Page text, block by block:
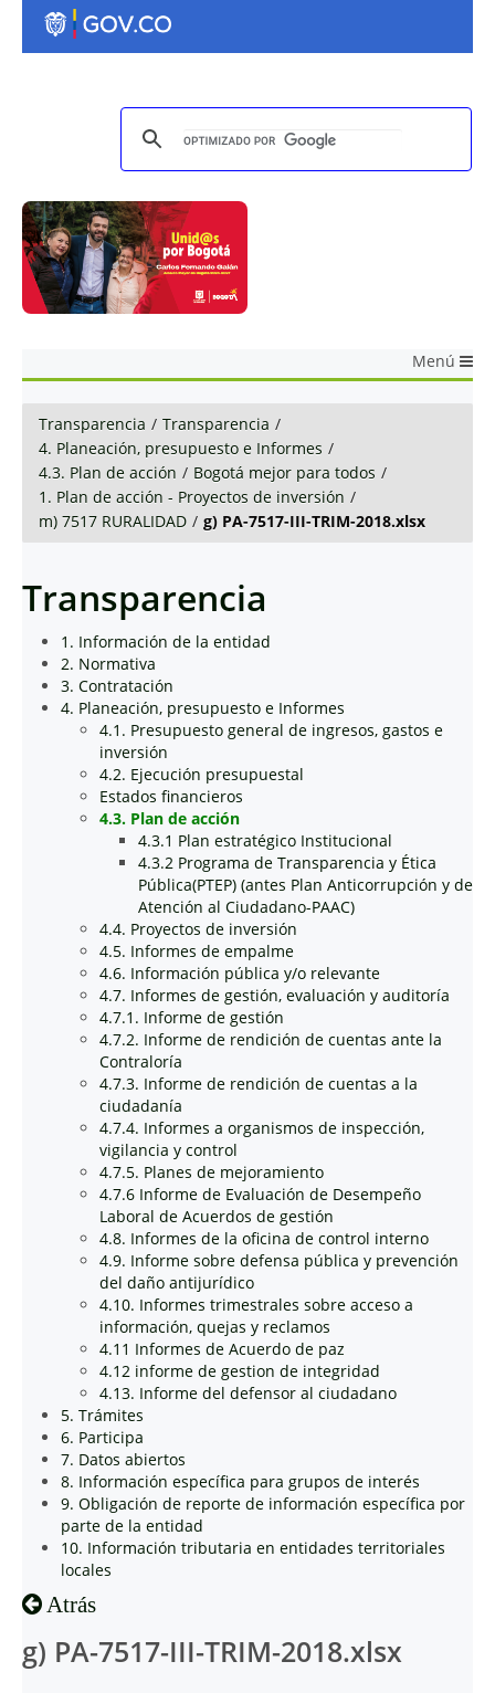
Menú
Transparencia / Transparencia /
4. Planeación, presupuesto e Informes /
4.3. Plan de acción / Bogotá mejor para todos /
1. Plan de acción - Proyectos de inversión /
m) 7517 RURALIDAD / g) PA-7517-III-TRIM-2018.xlsx
Transparencia
1. Información de la entidad
2. Normativa
3. Contratación
4. Planeación, presupuesto e Informes
4.1. Presupuesto general de ingresos, gastos e
inversión
4.2. Ejecución presupuestal
Estados financieros
4.3. Plan de acción
4.3.1 Plan estratégico Institucional
4.3.2 Programa de Transparencia y Ética
Pública(PTEP) (antes Plan Anticorrupción y de
Atención al Ciudadano-PAAC)
4.4. Proyectos de inversión
4.5. Informes de empalme
4.6. Información pública y/o relevante
4.7. Informes de gestión, evaluación y auditoría
4.7.1. Informe de gestión
4.7.2. Informe de rendición de cuentas ante la
Contraloría
4.7.3. Informe de rendición de cuentas a la
ciudadanía
4.7.4. Informes a organismos de inspección,
vigilancia y control
4.7.5. Planes de mejoramiento
4.7.6 Informe de Evaluación de Desempeño
Laboral de Acuerdos de gestión
4.8. Informes de la oficina de control interno
4.9. Informe sobre defensa pública y prevención
del daño antijurídico
4.10. Informes trimestrales sobre acceso a
información, quejas y reclamos
4.11 Informes de Acuerdo de paz
4.12 informe de gestion de integridad
4.13. Informe del defensor al ciudadano
5. Trámites
6. Participa
7. Datos abiertos
8. Información específica para grupos de interés
9. Obligación de reporte de información específica por
parte de la entidad
10. Información tributaria en entidades territoriales
locales
Atrás
g) PA-7517-III-TRIM-2018.xlsx